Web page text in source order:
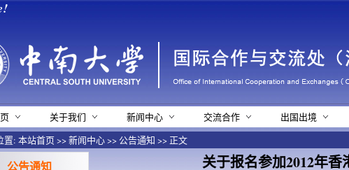
关于我们 新闻中心 交流合作 出国出境
置: 本站首页>>新闻中心>> 公告通知 >> 正文
公告通知
关于报名参加2012年